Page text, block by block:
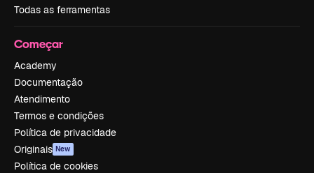
Todas as ferramentas
Começar
Academy
Documentação
Atendimento
Termos e condições
Política de privacidade
Originais New
Política de cookies